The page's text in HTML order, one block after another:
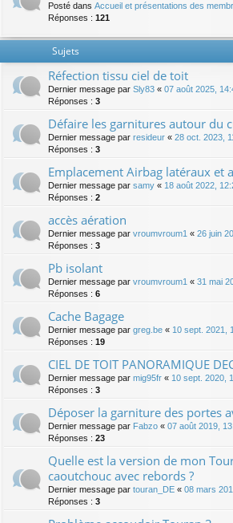
Posté dans Accueil et présentations des
Réponses : 121
Sujets
Réfection tissu ciel de toit
Dernier message par Sly83 « 07 août 2025,
Réponses : 3
Défaire les garnitures autour du
Dernier message par resideur « 28 oct. 2023,
Réponses : 3
Emplacement Airbag latéraux et
Dernier message par samy « 18 août 2022,
Réponses : 2
accès aération
Dernier message par vroumvroum1 « 26 juin
Réponses : 3
Pb isolant
Dernier message par vroumvroum1 « 31 mai
Réponses : 6
Cache Bagage
Dernier message par greg.be « 10 sept. 2021,
Réponses : 19
CIEL DE TOIT PANORAMIQUE
Dernier message par mig95fr « 10 sept. 2020,
Réponses : 3
Déposer la garniture des portes
Dernier message par Fabzo « 07 août 2019,
Réponses : 23
Quelle est la version de mon
caoutchouc avec rebords ?
Dernier message par touran_DE « 08 mars
Réponses : 3